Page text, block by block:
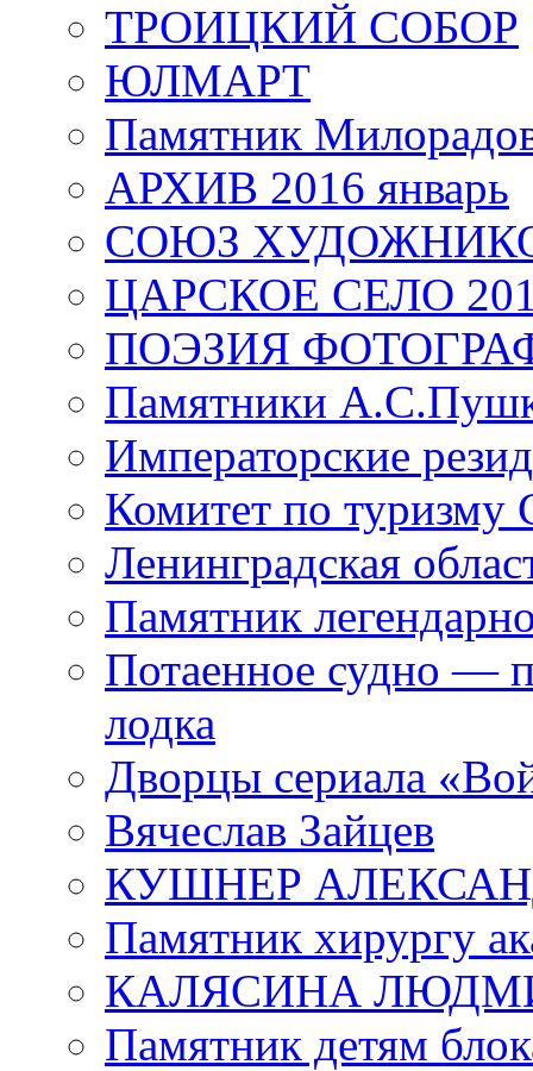
ТРОИЦКИЙ СОБОР
ЮЛМАРТ
Памятник
АРХИВ 2016 январь
СОЮЗ
ЦАРСКОЕ СЕЛО
ПОЭЗИЯ
Памятники
Императорские
Комитет по туризму
Ленинградская
Памятник
Потаенное судно —
лодка
Дворцы сериала
Вячеслав Зайцев
КУШНЕР
Памятник хирургу
КАЛЯСИНА
Памятник детям